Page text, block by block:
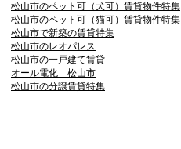
松山市のペット可（犬可）賃貸物件特集
松山市のペット可（猫可）賃貸物件特集
松山市で新築の賃貸特集
松山市のレオパレス
松山市の一戸建て賃貸
オール電化 松山市
松山市の分譲賃貸特集